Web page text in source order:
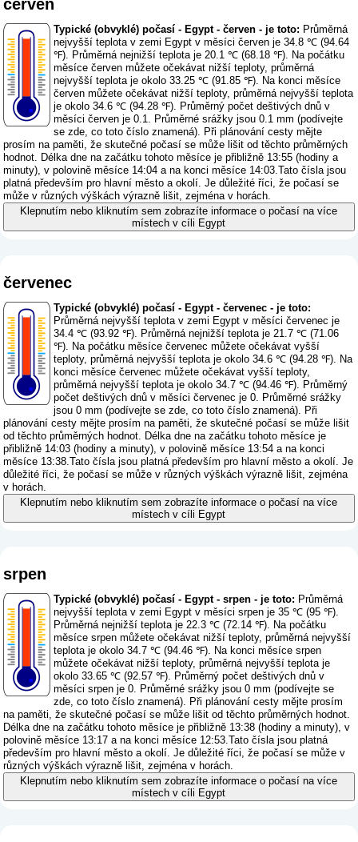
červen
Typické (obvyklé) počasí - Egypt - červen - je toto: Průměrná
nejvyšší teplota v zemi Egypt v měsíci červen je 34.8 ℃ (94.64
℉). Průměrná nejnižší teplota je 20.1 ℃ (68.18 ℉). Na počátku
měsíce červen můžete očekávat nižší teploty, průměrná
nejvyšší teplota je okolo 33.25 ℃ (91.85 ℉). Na konci měsíce
červen můžete očekávat nižší teploty, průměrná nejvyšší teplota
je okolo 34.6 ℃ (94.28 ℉). Průměrný počet deštivých dnů v
měsíci červen je 0.1. Průměrné srážky jsou 0.1 mm (podívejte
se zde, co toto číslo znamená). Při plánování cesty mějte
prosím na paměti, že skutečné počasí se může lišit od těchto průměrných
hodnot. Délka dne na začátku tohoto měsíce je přibližně 13:55 (hodiny a
minuty), v polovině měsíce 14:04 a na konci měsíce 14:03.Tato čísla jsou
platná především pro hlavní město a okolí. Je důležité říci, že počasí se
může v různých výškách výrazně lišit, zejména v horách.
Klepnutím nebo kliknutím sem zobrazíte informace o počasí na více
místech v cíli Egypt
červenec
Typické (obvyklé) počasí - Egypt - červenec - je toto:
Průměrná nejvyšší teplota v zemi Egypt v měsíci červenec je
34.4 ℃ (93.92 ℉). Průměrná nejnižší teplota je 21.7 ℃ (71.06
℉). Na počátku měsíce červenec můžete očekávat vyšší
teploty, průměrná nejvyšší teplota je okolo 34.6 ℃ (94.28 ℉). Na
konci měsíce červenec můžete očekávat vyšší teploty,
průměrná nejvyšší teplota je okolo 34.7 ℃ (94.46 ℉). Průměrný
počet deštivých dnů v měsíci červenec je 0. Průměrné srážky
jsou 0 mm (podívejte se zde, co toto číslo znamená). Při
plánování cesty mějte prosím na paměti, že skutečné počasí se může lišit
od těchto průměrných hodnot. Délka dne na začátku tohoto měsíce je
přibližně 14:03 (hodiny a minuty), v polovině měsíce 13:54 a na konci
měsíce 13:38.Tato čísla jsou platná především pro hlavní město a okolí. Je
důležité říci, že počasí se může v různých výškách výrazně lišit, zejména
v horách.
Klepnutím nebo kliknutím sem zobrazíte informace o počasí na více
místech v cíli Egypt
srpen
Typické (obvyklé) počasí - Egypt - srpen - je toto: Průměrná
nejvyšší teplota v zemi Egypt v měsíci srpen je 35 ℃ (95 ℉).
Průměrná nejnižší teplota je 22.3 ℃ (72.14 ℉). Na počátku
měsíce srpen můžete očekávat nižší teploty, průměrná nejvyšší
teplota je okolo 34.7 ℃ (94.46 ℉). Na konci měsíce srpen
můžete očekávat nižší teploty, průměrná nejvyšší teplota je
okolo 33.65 ℃ (92.57 ℉). Průměrný počet deštivých dnů v
měsíci srpen je 0. Průměrné srážky jsou 0 mm (podívejte se
zde, co toto číslo znamená). Při plánování cesty mějte prosím
na paměti, že skutečné počasí se může lišit od těchto průměrných hodnot.
Délka dne na začátku tohoto měsíce je přibližně 13:38 (hodiny a minuty), v
polovině měsíce 13:17 a na konci měsíce 12:53.Tato čísla jsou platná
především pro hlavní město a okolí. Je důležité říci, že počasí se může v
různých výškách výrazně lišit, zejména v horách.
Klepnutím nebo kliknutím sem zobrazíte informace o počasí na více
místech v cíli Egypt